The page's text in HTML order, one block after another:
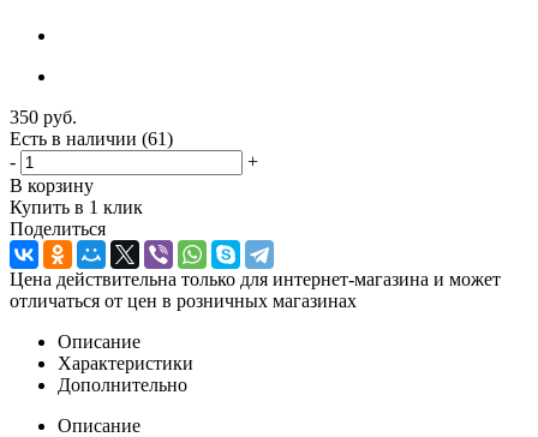
350 руб.
Есть в наличии (61)
-
+
В корзину
Купить в 1 клик
Поделиться
Цена действительна только для интернет-магазина и может
отличаться от цен в розничных магазинах
Описание
Характеристики
Дополнительно
Описание